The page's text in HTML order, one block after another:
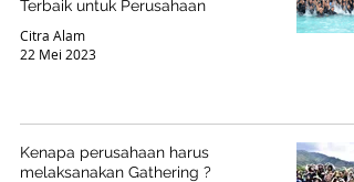
Terbaik untuk Perusahaan
Citra Alam
22 Mei 2023
Kenapa perusahaan harus
melaksanakan Gathering ?